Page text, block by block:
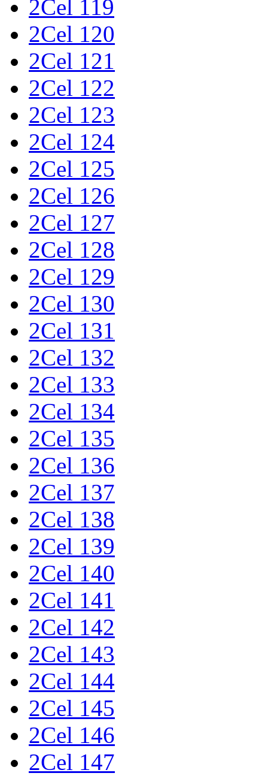
2Cel 119
2Cel 120
2Cel 121
2Cel 122
2Cel 123
2Cel 124
2Cel 125
2Cel 126
2Cel 127
2Cel 128
2Cel 129
2Cel 130
2Cel 131
2Cel 132
2Cel 133
2Cel 134
2Cel 135
2Cel 136
2Cel 137
2Cel 138
2Cel 139
2Cel 140
2Cel 141
2Cel 142
2Cel 143
2Cel 144
2Cel 145
2Cel 146
2Cel 147